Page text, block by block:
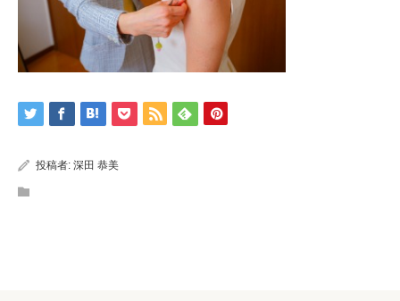
投稿者: 深田 恭美